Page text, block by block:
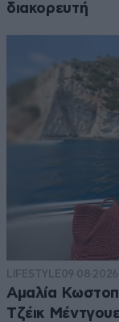
διακορευτή
LIFESTYLE
Αμαλία
Τζέικ